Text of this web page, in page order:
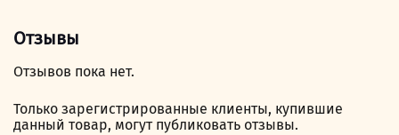
Отзывы
Отзывов пока нет.
Только зарегистрированные клиенты, купившие
данный товар, могут публиковать отзывы.